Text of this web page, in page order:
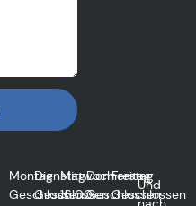
Montag
Geschlossen
Dienstag
Geschlossen
Mittwoch
16:00
Donnerstag
Geschlossen
Freitag
Geschlossen
Und